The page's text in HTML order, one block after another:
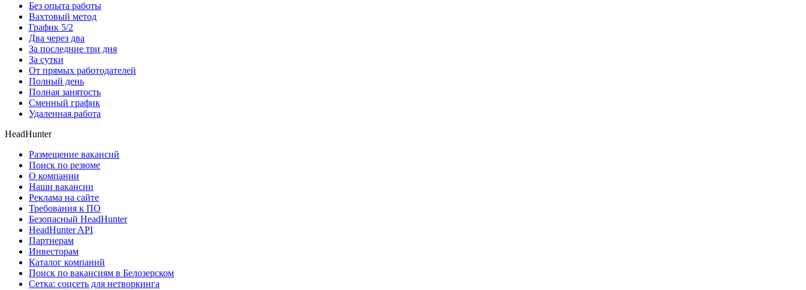
Без опыта работы
Вахтовый метод
График 5/2
Два через два
За последние три дня
За сутки
От прямых работодателей
Полный день
Полная занятость
Сменный график
Удаленная работа
HeadHunter
Размещение вакансий
Поиск по резюме
О компании
Наши вакансии
Реклама на сайте
Требования к ПО
Безопасный HeadHunter
HeadHunter API
Партнерам
Инвесторам
Каталог компаний
Поиск по вакансиям в Белозерском
Сетка: соцсеть для нетворкинга